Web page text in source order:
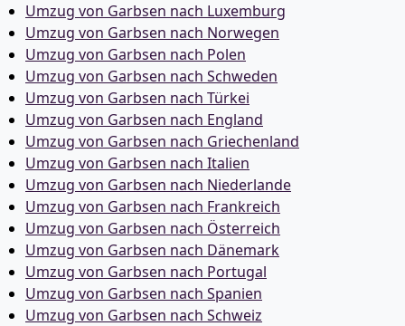
Umzug von Garbsen nach Luxemburg
Umzug von Garbsen nach Norwegen
Umzug von Garbsen nach Polen
Umzug von Garbsen nach Schweden
Umzug von Garbsen nach Türkei
Umzug von Garbsen nach England
Umzug von Garbsen nach Griechenland
Umzug von Garbsen nach Italien
Umzug von Garbsen nach Niederlande
Umzug von Garbsen nach Frankreich
Umzug von Garbsen nach Österreich
Umzug von Garbsen nach Dänemark
Umzug von Garbsen nach Portugal
Umzug von Garbsen nach Spanien
Umzug von Garbsen nach Schweiz